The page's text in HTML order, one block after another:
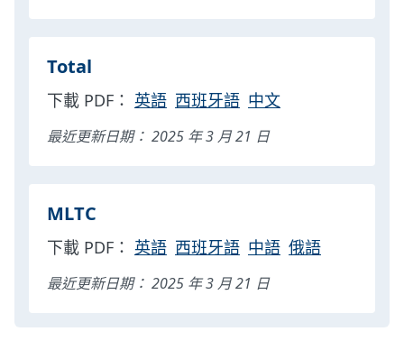
Total
下載 PDF： 英語 西班牙語 中文
最近更新日期： 2025 年 3 月 21 日
MLTC
下載 PDF： 英語 西班牙語 中語 俄語
最近更新日期： 2025 年 3 月 21 日